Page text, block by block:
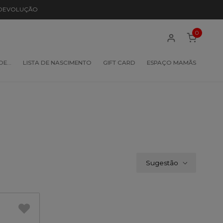
LISTA DE NASCIMENTO GIFT CARD ESPAÇO MAMÃS
0
Sugestão